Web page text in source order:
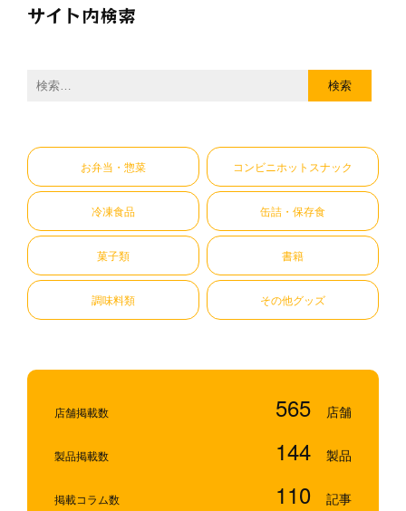
サイト内検索
検
お弁当・惣菜 コンビニホットスナック
冷凍食品 缶詰・保存食
菓子類 書籍
調味料類 その他グッズ
店舗掲載数 565
製品掲載数 144
掲載コラム数 110